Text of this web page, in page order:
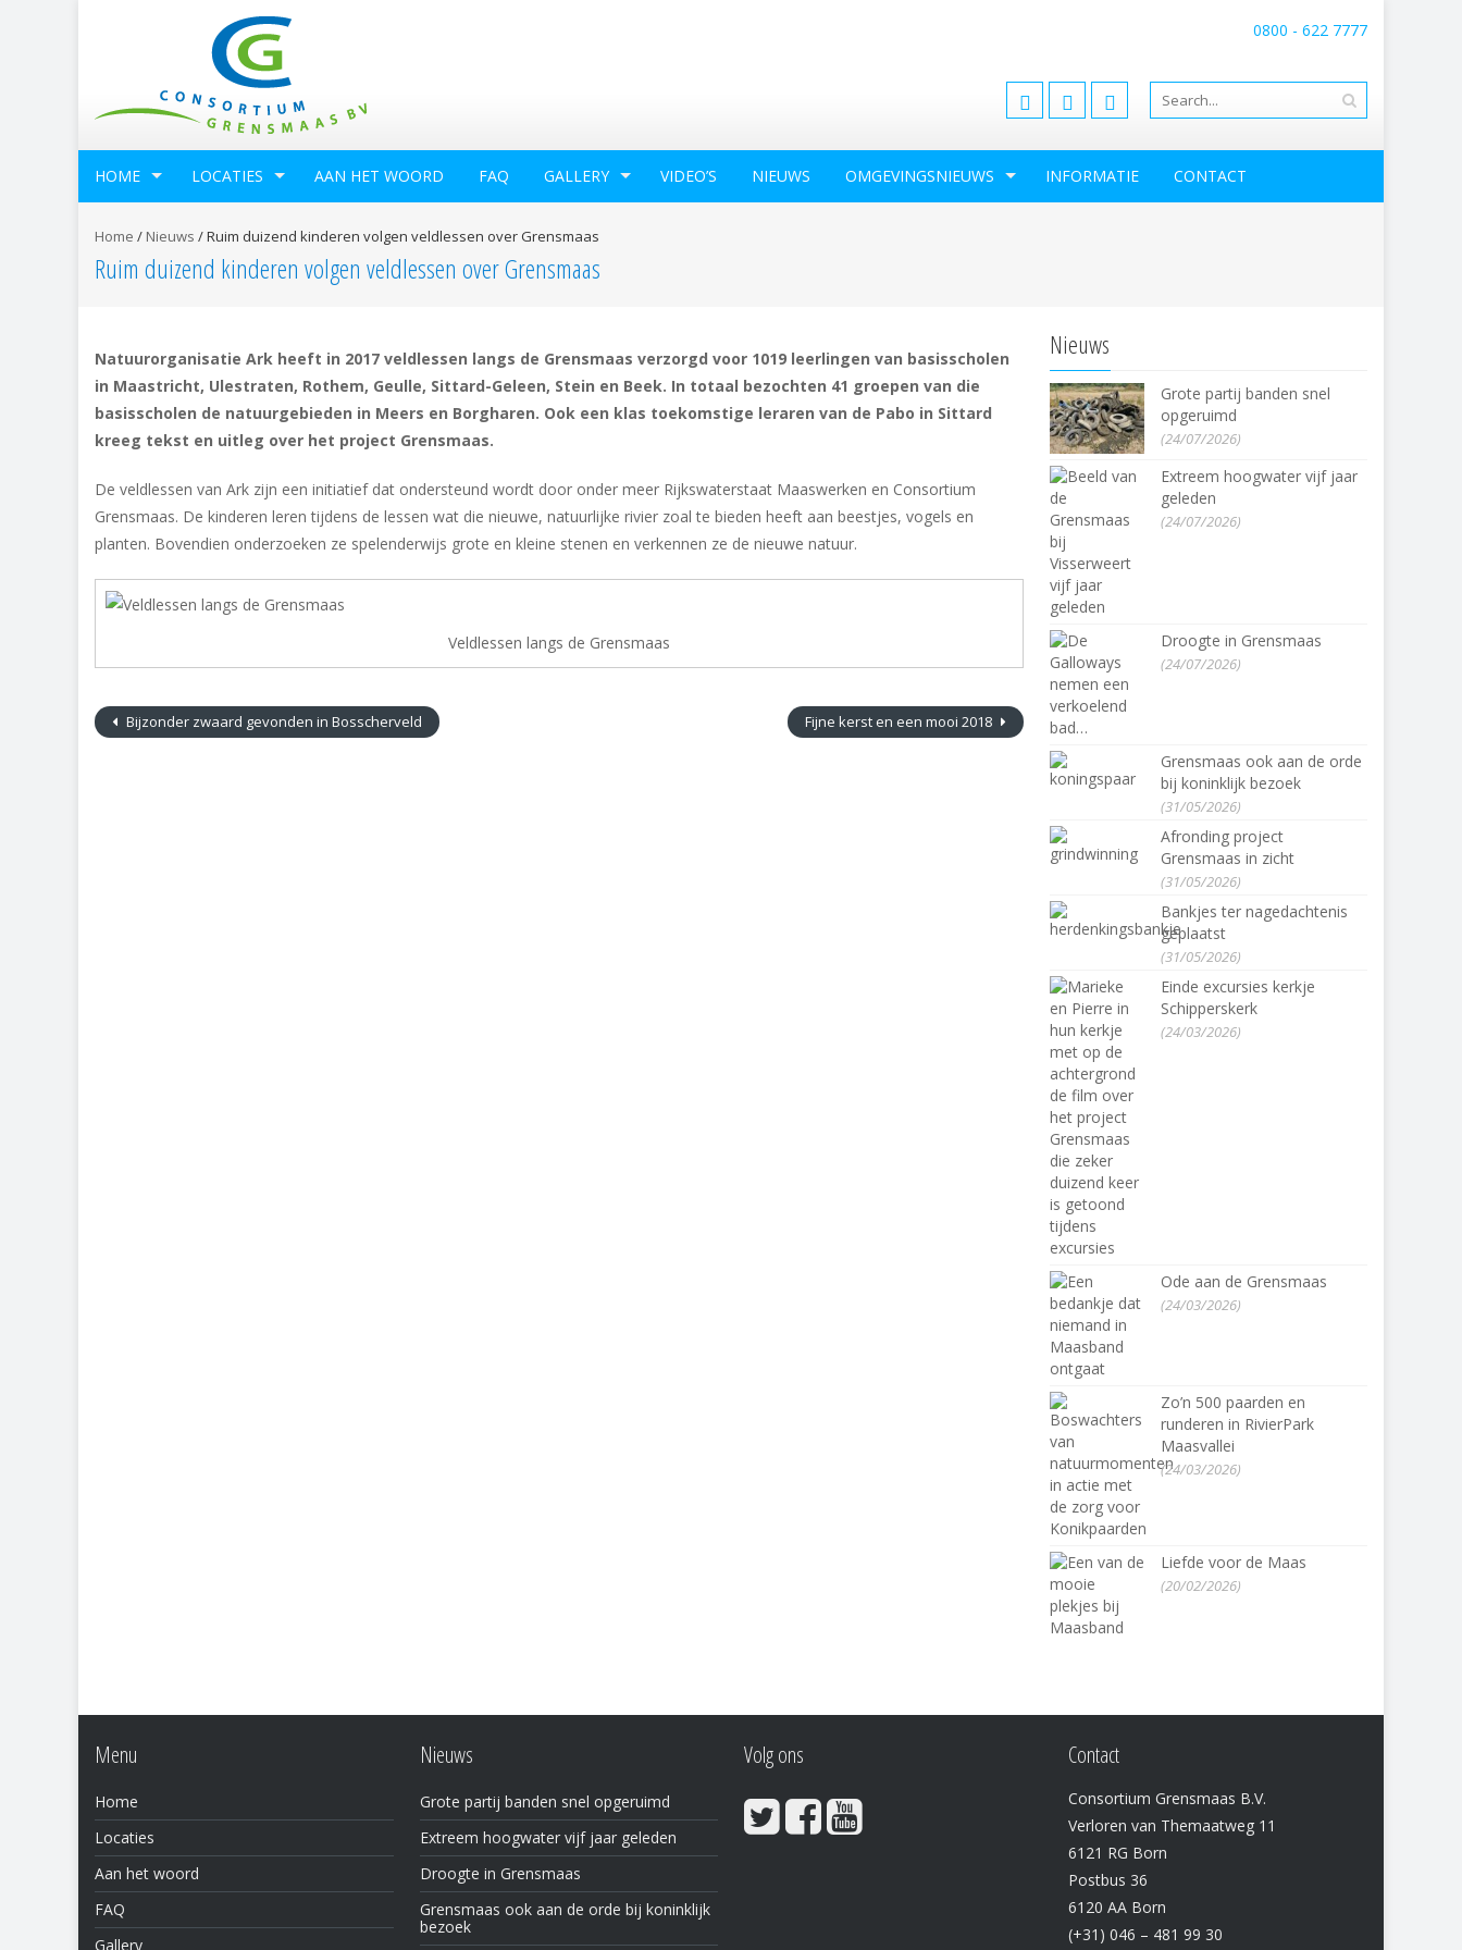
0800 - 622 7777
HOME LOCATIES AAN HET WOORD FAQ GALLERY VIDEO’S NIEUWS OMGEVINGSNIEUWS INFORMATIE CONTACT
Home / Nieuws /Ruim duizend kinderen volgen veldlessen over Grensmaas
Ruim duizend kinderen volgen veldlessen over Grensmaas
Natuurorganisatie Ark heeft in 2017 veldlessen langs de Grensmaas verzorgd voor 1019 leerlingen van basisscholen
in Maastricht, Ulestraten, Rothem, Geulle, Sittard-Geleen, Stein en Beek. In totaal bezochten 41 groepen van die
basisscholen de natuurgebieden in Meers en Borgharen. Ook een klas toekomstige leraren van de Pabo in Sittard
kreeg tekst en uitleg over het project Grensmaas.
De veldlessen van Ark zijn een initiatief dat ondersteund wordt door onder meer Rijkswaterstaat Maaswerken en Consortium
Grensmaas. De kinderen leren tijdens de lessen wat die nieuwe, natuurlijke rivier zoal te bieden heeft aan beestjes, vogels en
planten. Bovendien onderzoeken ze spelenderwijs grote en kleine stenen en verkennen ze de nieuwe natuur.
Veldlessen langs de Grensmaas
Bijzonder zwaard gevonden in Bosscherveld Fijne kerst en een mooi 2018
Nieuws
Grote partij banden snel
opgeruimd
(24/07/2026)
Extreem hoogwater vijf jaar
geleden
(24/07/2026)
Droogte in Grensmaas
(24/07/2026)
Grensmaas ook aan de orde
bij koninklijk bezoek
(31/05/2026)
Afronding project
Grensmaas in zicht
(31/05/2026)
Bankjes ter nagedachtenis
geplaatst
(31/05/2026)
Einde excursies kerkje
Schipperskerk
(24/03/2026)
Ode aan de Grensmaas
(24/03/2026)
Zo’n 500 paarden en
runderen in RivierPark
Maasvallei
(24/03/2026)
Liefde voor de Maas
(20/02/2026)
Menu
Home
Locaties
Aan het woord
FAQ
Gallery
Nieuws
Grote partij banden snel opgeruimd
Extreem hoogwater vijf jaar geleden
Droogte in Grensmaas
Grensmaas ook aan de orde bij koninklijk
bezoek
Volg ons Contact
Consortium Grensmaas B.V.
Verloren van Themaatweg 11
6121 RG Born
Postbus 36
6120 AA Born
(+31) 046 – 481 99 30